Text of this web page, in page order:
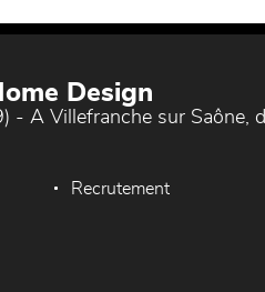
Design
- A Villefranche sur Saône,
Recrutement